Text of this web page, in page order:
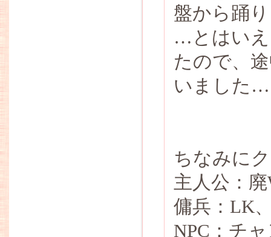
盤から踊
…とはいえ
たので、
いました…
ちなみに
主人公：
傭兵：LK
NPC：チ